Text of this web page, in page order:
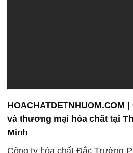
Công ty hóa chất Đắc Trường
lượng là yếu tố quan trọng
chất. Chúng tôi luôn đặt hàng
phẩm từ các đối tác uy tín tại
toàn thế giới, bao gồm Trung